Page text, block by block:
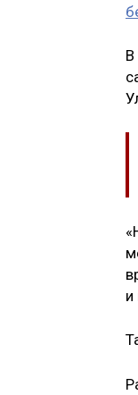
В
и